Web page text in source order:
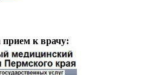
прием к врачу: